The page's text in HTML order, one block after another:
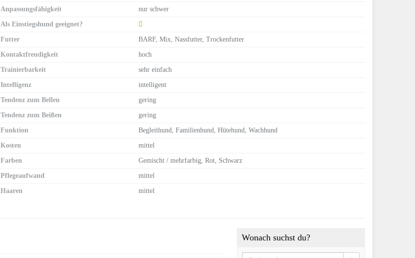
Anpassungsfähigkeit nur schwer
Als Einstiegshund geeignet?
Futter BARF, Mix, Nassfutter, Trockenfutter
Kontaktfreudigkeit hoch
Trainierbarkeit sehr einfach
Intelligenz intelligent
Tendenz zum Bellen gering
Tendenz zum Beißen gering
Funktion Begleithund, Familienhund, Hütehund, Wachhund
Kosten mittel
Farben Gemischt / mehrfarbig, Rot, Schwarz
Pflegeaufwand mittel
Haaren mittel
Wonach suchst du?